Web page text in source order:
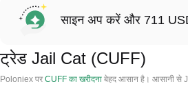
साइन अप करें और 711
ट्रेड Jail Cat (CUFF)
Poloniex पर CUFF का खरीदना बेहद आसान है। आसानी से